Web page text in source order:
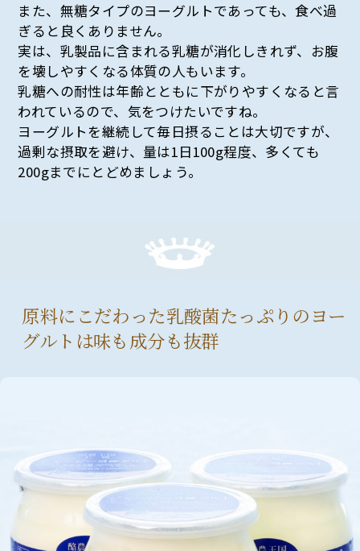
また、無糖タイプのヨーグルトであっても、食べ過
ぎると良くありません。
実は、乳製品に含まれる乳糖が消化しきれず、お腹
を壊しやすくなる体質の人もいます。
乳糖への耐性は年齢とともに下がりやすくなると言
われているので、気をつけたいですね。
ヨーグルトを継続して毎日摂ることは大切ですが、
過剰な摂取を避け、量は1日100g程度、多くても
200gまでにとどめましょう。
原料にこだわった乳酸菌たっぷりのヨー
グルトは味も成分も抜群